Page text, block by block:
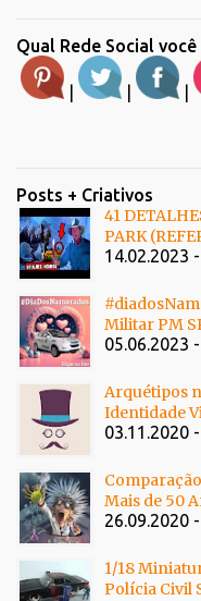
Qual Rede Social
| | |
Posts + Criativos
41
PARK
14.02.2023
Militar PM
05.06.2023
Arquétipos
Identidade
03.11.2020
Mais de 50
26.09.2020
1/18
Polícia Civil